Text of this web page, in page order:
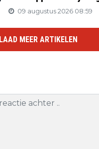
09 augustus 2026 08:59
LAAD MEER ARTIKELEN